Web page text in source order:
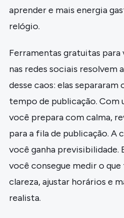
aprender e mais energia
relógio.
Ferramentas gratuitas para
nas redes sociais resolvem
desse caos: elas
tempo de publicação. Com
você prepara com calma,
para a fila de publicação. A
você ganha previsibilidade.
você consegue medir o
clareza, ajustar horários e
realista.